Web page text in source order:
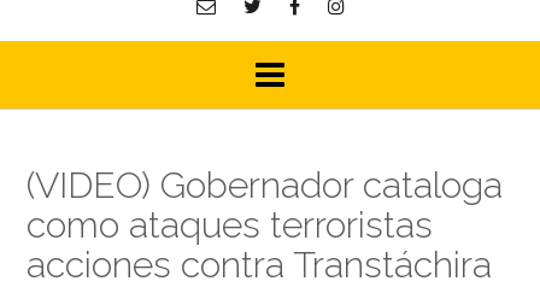
(VIDEO) Gobernador cataloga
como ataques terroristas
acciones contra Transtáchira